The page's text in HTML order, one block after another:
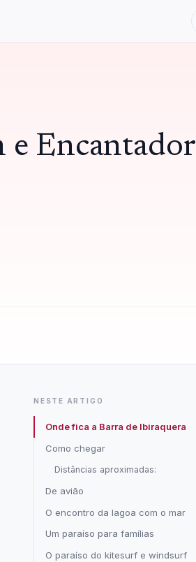
e Encantador
NESTE ARTIGO
Onde fica a Barra de Ibiraquera
Como chegar
Distâncias aproximadas:
De avião
O encontro da lagoa com o mar
Um paraíso para famílias
O paraíso do kitesurf e windsurf